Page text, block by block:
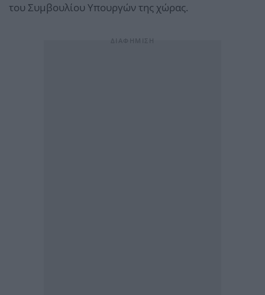
του Συμβουλίου Υπουργών της χώρας.